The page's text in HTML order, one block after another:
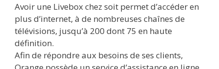
Avoir une Livebox chez soit permet d’accéder en
plus d’internet, à de nombreuses chaînes de
télévisions, jusqu’à 200 dont 75 en haute
définition.
Afin de répondre aux besoins de ses clients,